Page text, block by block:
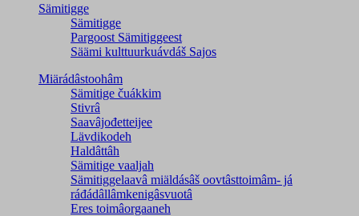
Sämitigge
Sämitigge
Pargoost Sämitiggeest
Säämi kulttuurkuávdáš Sajos
Miärádâstoohâm
Sämitige čuákkim
Stivrâ
Saavâjođetteijee
Lävdikodeh
Haldâttâh
Sämitige vaaljah
Sämitiggelaavâ miäldásâš oovtâsttoimâm- já
ráđádâllâmkenigâsvuotâ
Eres toimâorgaaneh